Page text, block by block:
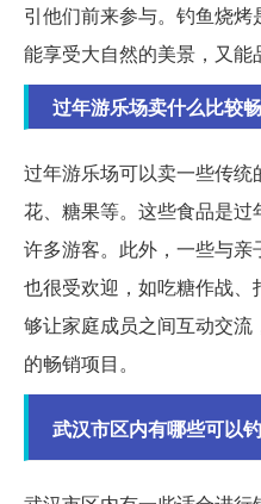
引他们前来参与。钓鱼烧
能享受大自然的美景，又能
过年游乐场卖什么比较
过年游乐场可以卖一些传
花、糖果等。这些食品是
许多游客。此外，一些与亲
也很受欢迎，如吃糖作战
够让家庭成员之间互动交
的畅销项目。
武汉市区内有哪些可以